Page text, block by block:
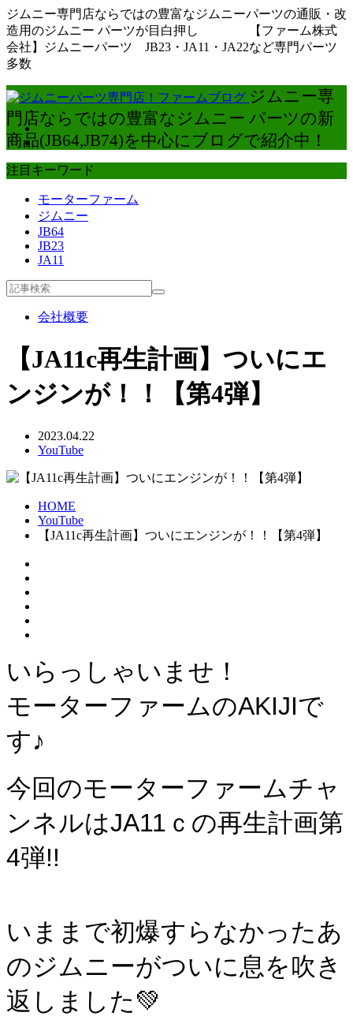
ジムニー専門店ならではの豊富なジムニーパーツの通販・改
造用のジムニー パーツが目白押し 【ファーム株式
会社】ジムニーパーツ JB23・JA11・JA22など専門パーツ
多数
ジムニー専
門店ならではの豊富なジムニー パーツの新
商品(JB64,JB74)を中心にブログで紹介中！
注目キーワード
モーターファーム
ジムニー
JB64
JB23
JA11
会社概要
【JA11c再生計画】ついにエ
ンジンが！！【第4弾】
2023.04.22
YouTube
HOME
YouTube
【JA11c再生計画】ついにエンジンが！！【第4弾】
いらっしゃいませ！
モーターファームのAKIJIで
す♪
今回のモーターファームチャ
ンネルはJA11ｃの再生計画第
4弾!!
いままで初爆すらなかったあ
のジムニーがついに息を吹き
返しました💚